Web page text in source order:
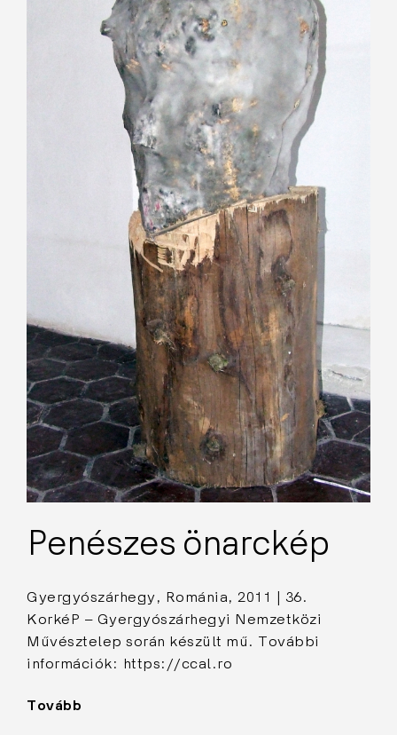
Penészes önarckép
Gyergyószárhegy, Románia, 2011 | 36.
KorkéP – Gyergyószárhegyi Nemzetközi
Művésztelep során készült mű. További
információk: https://ccal.ro
Tovább